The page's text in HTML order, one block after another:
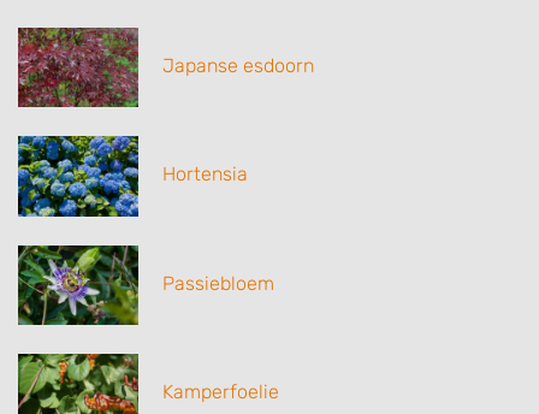
Japanse esdoorn
Hortensia
Passiebloem
Kamperfoelie